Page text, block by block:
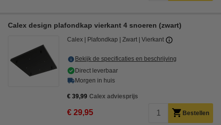
Calex design plafondkap vierkant 4 snoeren (zwart)
Calex Plafondkap Zwart Vierkant
Bekijk de specificaties en beschrijving
Direct leverbaar
Morgen in huis
€ 39,99 Calex adviesprijs
€ 29,95 Bestellen